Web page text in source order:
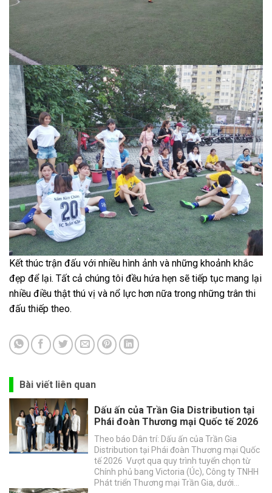
Kết thúc trận đấu với nhiều hình ảnh và những khoảnh khắc
đẹp để lại. Tất cả chúng tôi đều hứa hẹn sẽ tiếp tục mang lại
nhiều điều thật thú vị và nổ lực hơn nữa trong những trân thi
đấu thiếp theo.
Bài viết liên quan
Dấu ấn của Trần Gia Distribution tại
Phái đoàn Thương mại Quốc tế 2026
Theo báo Dân trí: Dấu ấn của Trần Gia
Distribution tại Phái đoàn Thương mại Quốc
tế 2026 Vượt qua quy trình tuyển chọn từ
Chính phủ bang Victoria (Úc), Công ty TNHH
Phát triển Thương mại Trần Gia, dưới…